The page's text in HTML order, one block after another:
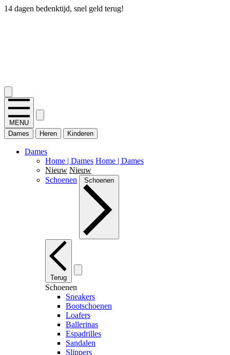
14 dagen bedenktijd, snel geld terug!
MENU
Dames
Heren Kinderen
Dames
Home | Dames Home | Dames
Nieuw Nieuw
Schoenen
Schoenen
Terug
Schoenen
Sneakers
Bootschoenen
Loafers
Ballerinas
Espadrilles
Sandalen
Slippers